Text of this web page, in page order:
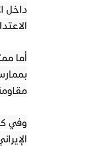
داخل
أما
وفي